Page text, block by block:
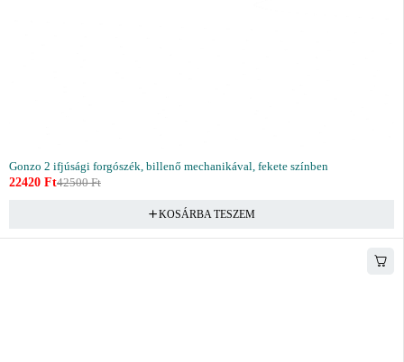
Gonzo 2 ifjúsági forgószék, billenő mechanikával, fekete színben
42500Ft
22420 Ft
KOSÁRBA TESZEM